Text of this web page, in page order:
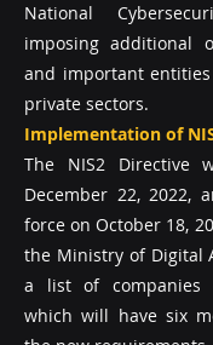
National
imposing additional
and important
private sectors.
Implementation of
The NIS2 Directive
December 22, 2022,
force on October 18,
the Ministry of Digital
a list of companies
which will have six